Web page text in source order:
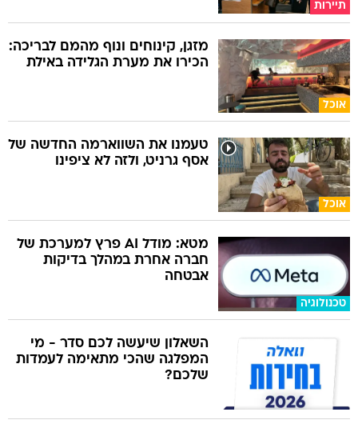
תיירות
אוכל
מזגן, קינוחים ונוף מהמם לבריכה:
הכירו את מערת הגלידה באילת
אוכל
טעמנו את השווארמה החדשה של
אסף גרניט, ולזה לא ציפינו
טכנולוגיה
מטא: מודל AI פרץ למערכת של
חברה אחרת במהלך בדיקות
אבטחה
השאלון שיעשה לכם סדר - מי
המפלגה שהכי מתאימה לעמדות
שלכם?